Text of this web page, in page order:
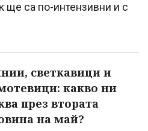
ще са по-интензивни и с
светкавици и
какво ни
през втората
на май?